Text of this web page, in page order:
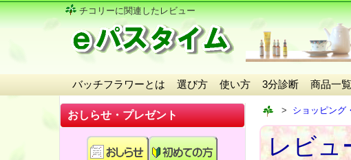
チコリーに関連したレビュー
バッチフラワーとは 選び方 使い方 3分診断 商品一覧
おしらせ・プレゼント ショッピング
レビュ